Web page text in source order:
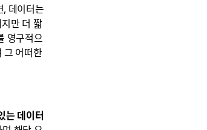
, 데이터는
만 더 짧
영구적으
그 어떠한
는 데이터